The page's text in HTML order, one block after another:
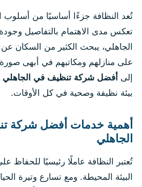
تُعد النظافة جزءًا أساسيًا من أسلوب
تعكس مدى الاهتمام بالتفاصيل
الجاهلي، يبحث الكثير من السكان
على منازلهم ومكاتبهم في أبهى
إلى أفضل شركة تنظيف في الجاهلي
بيئة نظيفة وصحية في كل الأوقات.
أهمية خدمات أفضل شركة
الجاهلي
تُعتبر النظافة عاملًا رئيسيًا للحفاظ
البيئة المحيطة. ومع تسارع وتيرة